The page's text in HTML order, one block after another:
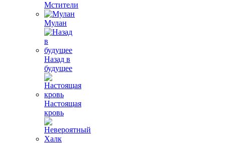
Мстители
Мулан
Назад в
будущее
Настоящая
кровь